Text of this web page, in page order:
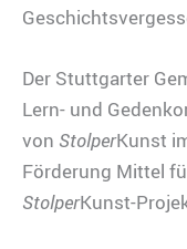
Der Stuttgarter
Lern- und
von StolperKunst
Förderung Mittel
StolperKunst-